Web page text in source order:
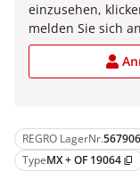
REGRO LagerNr.567906
TypeMX + OF 19064 content_copy
einzusehen,
melden Sie sich